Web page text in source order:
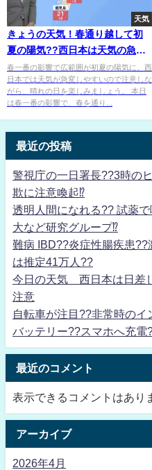
天気
きょうの天気！春通り越して初
夏の陽気??西日本は天気の急変
に注意！
春一番の影響で広範囲が初夏の陽気に。西
日本では天気が急変しやすいので注意しな
がら、晴れの日を楽しみましょう。 本日
は春一番の影響で、春を通り...
最近の投稿
警視庁の一日署長??3時の
欺に注意喚起⁉
透明人間になれる?? 試薬
大など研究グループ⁉
難病 IBD??炎症性腸疾患
は推定41万人??
今日の天気 西日本は日差
注意
自転車が注目??非常時の
バッテリー??スマホへ充電
最近のコメント
表示できるコメントはあり
アーカイブ
2026年4月